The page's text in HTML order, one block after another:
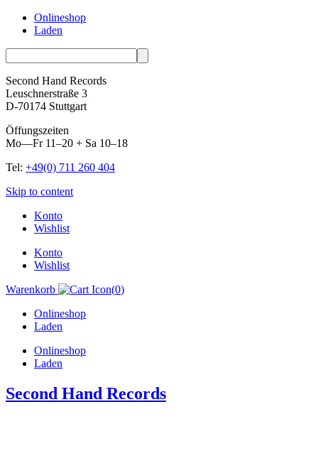
Onlineshop
Laden
Second Hand Records
Leuschnerstraße 3
D-70174 Stuttgart
Öffungszeiten
Mo—Fr 11–20 + Sa 10–18
Tel: +49(0) 711 260 404
Skip to content
Konto
Wishlist
Konto
Wishlist
Warenkorb
(0)
Onlineshop
Laden
Onlineshop
Laden
Second Hand Records